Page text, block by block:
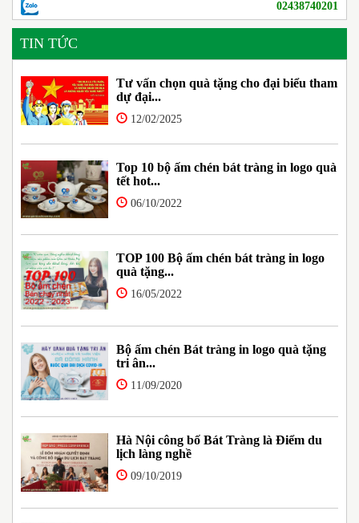
02438740201
TIN TỨC
Tư vấn chọn quà tặng cho đại biểu tham
dự đại...
12/02/2025
Top 10 bộ ấm chén bát tràng in logo quà
tết hot...
06/10/2022
TOP 100 Bộ ấm chén bát tràng in logo
quà tặng...
16/05/2022
Bộ ấm chén Bát tràng in logo quà tặng
tri ân...
11/09/2020
Hà Nội công bố Bát Tràng là Điểm du
lịch làng nghề
09/10/2019